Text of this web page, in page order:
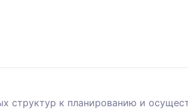
структур к планированию и